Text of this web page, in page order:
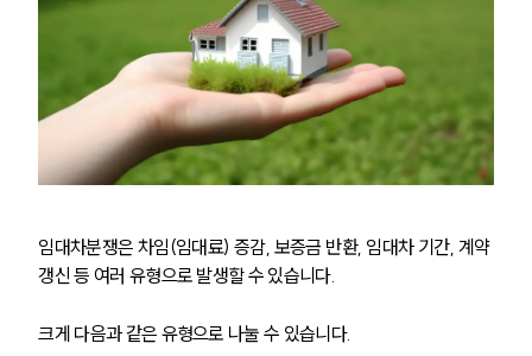
임대차분쟁은 차임(임대료) 증감, 보증금 반환, 임대차 기간, 계약
갱신 등 여러 유형으로 발생할 수 있습니다.
크게 다음과 같은 유형으로 나눌 수 있습니다.